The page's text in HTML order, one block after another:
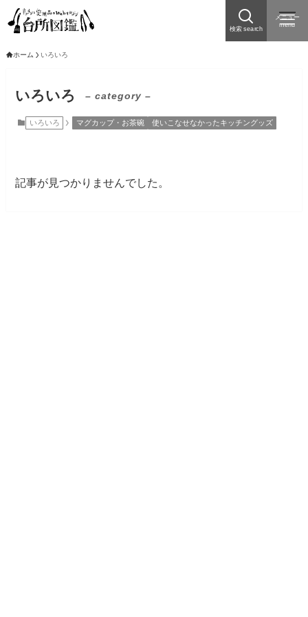
検索 search
メニュー
menu
ホーム いろいろ
いろいろ – category –
いろいろ マグカップ・お茶碗 使いこなせなかったキッチングッズ
記事が見つかりませんでした。